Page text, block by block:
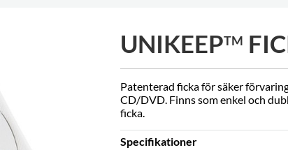
UNIKEEPTM
Patenterad ficka för säker
CD/DVD. Finns som enkel och
ficka.
Specifikationer